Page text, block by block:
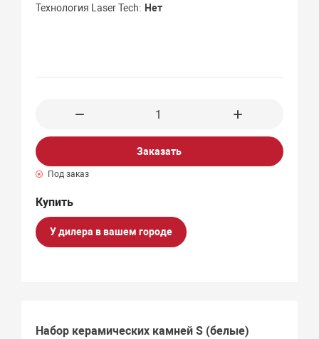
Технология Laser Tech
Нет
Заказать
Под заказ
У дилера в вашем городе
Набор керамических камней S (белые)